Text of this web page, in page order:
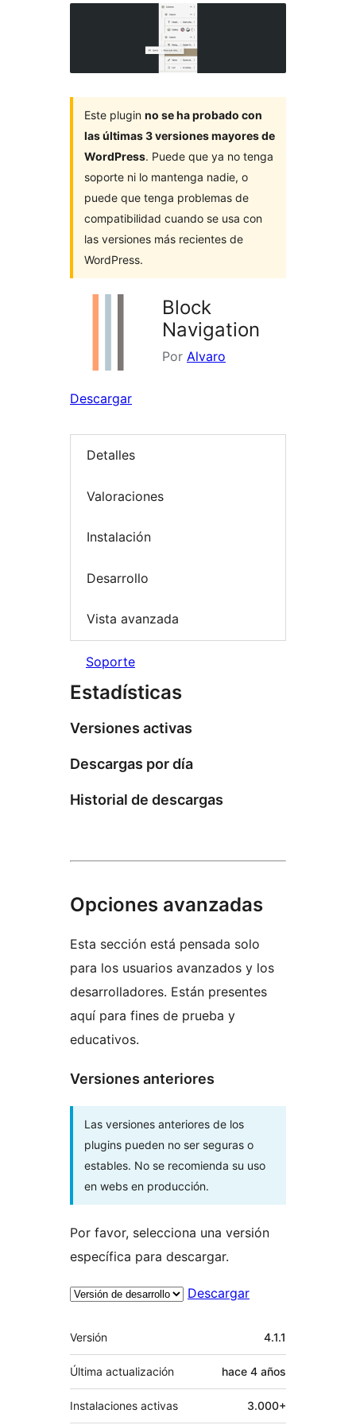
Este plugin no se ha probado con
las últimas 3 versiones mayores de
WordPress. Puede que ya no tenga
soporte ni lo mantenga nadie, o
puede que tenga problemas de
compatibilidad cuando se usa con
las versiones más recientes de
WordPress.
Block
Navigation
Por Alvaro
Descargar
Detalles
Valoraciones
Instalación
Desarrollo
Vista avanzada
Soporte
Estadísticas
Versiones activas
Descargas por día
Historial de descargas
Opciones avanzadas
Esta sección está pensada solo
para los usuarios avanzados y los
desarrolladores. Están presentes
aquí para fines de prueba y
educativos.
Versiones anteriores
Las versiones anteriores de los
plugins pueden no ser seguras o
estables. No se recomienda su uso
en webs en producción.
Por favor, selecciona una versión
específica para descargar.
Descargar
Meta
Versión 4.1.1
Última actualización hace 4 años
Instalaciones activas 3.000+